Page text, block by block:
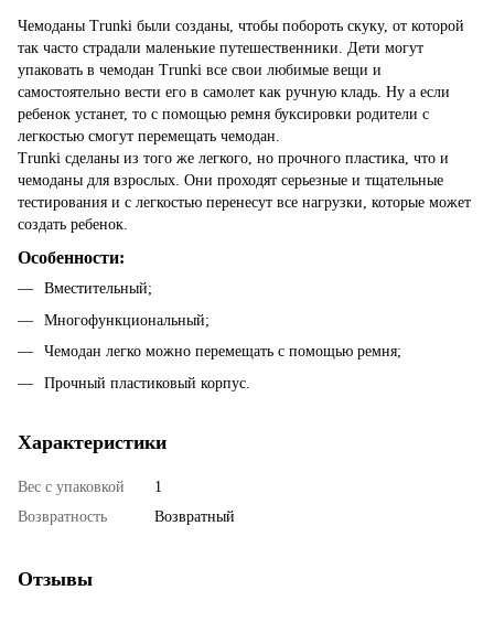
Чемоданы Trunki были созданы, чтобы побороть скуку, от которой
так часто страдали маленькие путешественники. Дети могут
упаковать в чемодан Trunki все свои любимые вещи и
самостоятельно вести его в самолет как ручную кладь. Ну а если
ребенок устанет, то с помощью ремня буксировки родители с
легкостью смогут перемещать чемодан.
Trunki сделаны из того же легкого, но прочного пластика, что и
чемоданы для взрослых. Они проходят серьезные и тщательные
тестирования и с легкостью перенесут все нагрузки, которые может
создать ребенок.
Особенности:
Вместительный;
Многофункциональный;
Чемодан легко можно перемещать с помощью ремня;
Прочный пластиковый корпус.
Характеристики
Вес с упаковкой
1
Возвратность
Возвратный
Отзывы